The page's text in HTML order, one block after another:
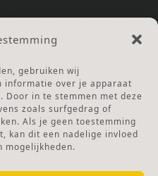
gebruiken wij
informatie over je apparaat
in te stemmen met deze
zoals surfgedrag of
Als je geen toestemming
kan dit een nadelige invloed
mogelijkheden.